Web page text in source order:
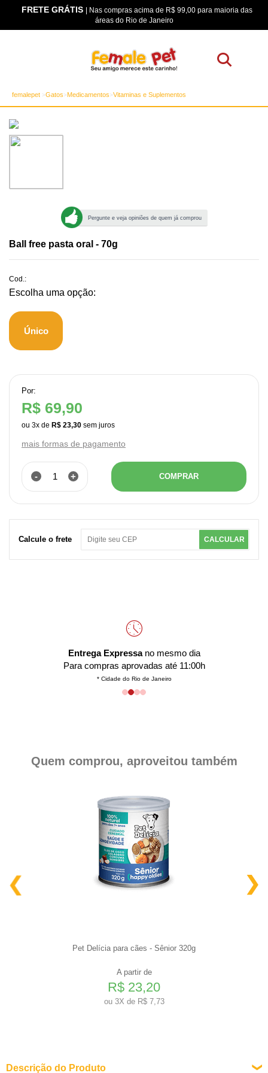
FRETE GRÁTIS | Nas compras acima de R$ 99,00 para maioria das
áreas do Rio de Janeiro
femalepet Gatos Medicamentos Vitaminas e Suplementos
Pergunte e veja opiniões de quem já comprou
Ball free pasta oral - 70g
Cod.:
Único
Por:
R$ 69,90
ou 3x de R$ 23,30
mais formas de pagamento
- + COMPRAR
Calcule o frete CALCULAR
Entrega Expressano mesmo dia
Para compras aprovadas até 11:00h
* Cidade do Rio de Janeiro
Quem comprou, aproveitou também
Pet Delícia para cães - Sênior 320g
A partir de
R$ 23,20
ou3X de R$ 7,73
Descrição do Produto